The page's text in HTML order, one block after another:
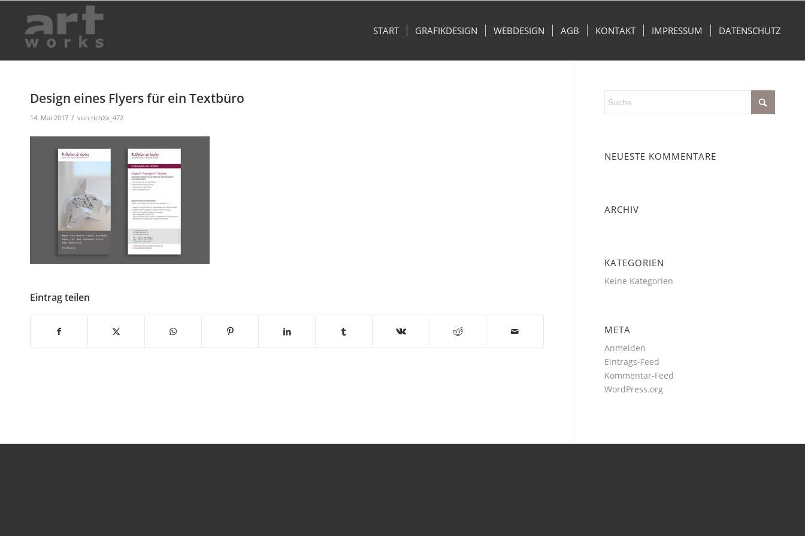
START GRAFIKDESIGN WEBDESIGN AGB KONTAKT IMPRESSUM DATENSCHUTZ
Design eines Flyers für ein Textbüro
14. Mai 2017 / von richXx_472
Eintrag teilen
NEUESTE KOMMENTARE
ARCHIV
KATEGORIEN
Keine Kategorien
META
Anmelden
Eintrags-Feed
Kommentar-Feed
WordPress.org